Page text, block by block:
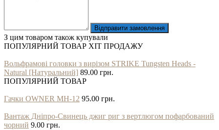
Відправити замовлення
З цим товаром також купували
ПОПУЛЯРНИЙ ТОВАР ХІТ ПРОДАЖУ
Вольфрамові головки з вирізом STRIKE Tungsten Heads -
Natural [Натуральний] 89.00 грн.
ПОПУЛЯРНИЙ ТОВАР
Гачки OWNER MH-12 95.00 грн.
Вантаж Дніпро-Свинець джиг риг з вертлюгом пофарбований
чорний 9.00 грн.